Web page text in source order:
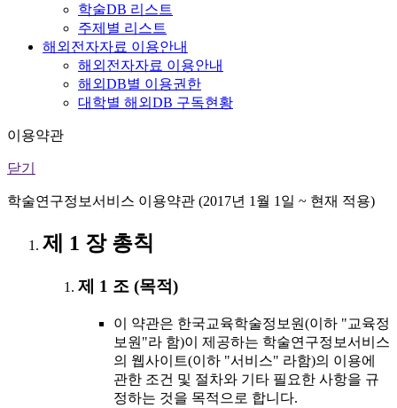
학술DB 리스트
주제별 리스트
해외전자자료 이용안내
해외전자자료 이용안내
해외DB별 이용권한
대학별 해외DB 구독현황
이용약관
닫기
학술연구정보서비스 이용약관 (2017년 1월 1일 ~ 현재 적용)
제 1 장 총칙
제 1 조 (목적)
이 약관은 한국교육학술정보원(이하 "교육정
보원"라 함)이 제공하는 학술연구정보서비스
의 웹사이트(이하 "서비스" 라함)의 이용에
관한 조건 및 절차와 기타 필요한 사항을 규
정하는 것을 목적으로 합니다.